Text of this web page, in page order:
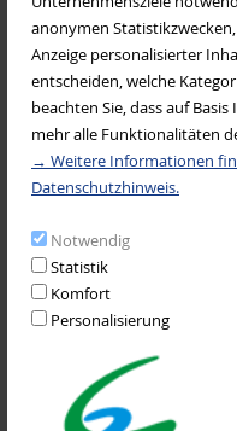
anonymen
Anzeige personalisierter
entscheiden, welche
beachten Sie, dass auf
mehr alle Funktionalitäten
→ Weitere Informationen
Datenschutzhinweis.
Notwendig
Statistik
Komfort
Personalisierung
Schwanger in Bayern
Leistungen und Hilfe für
finanziellen Leistungen des
Familiengeld oder bayerisches